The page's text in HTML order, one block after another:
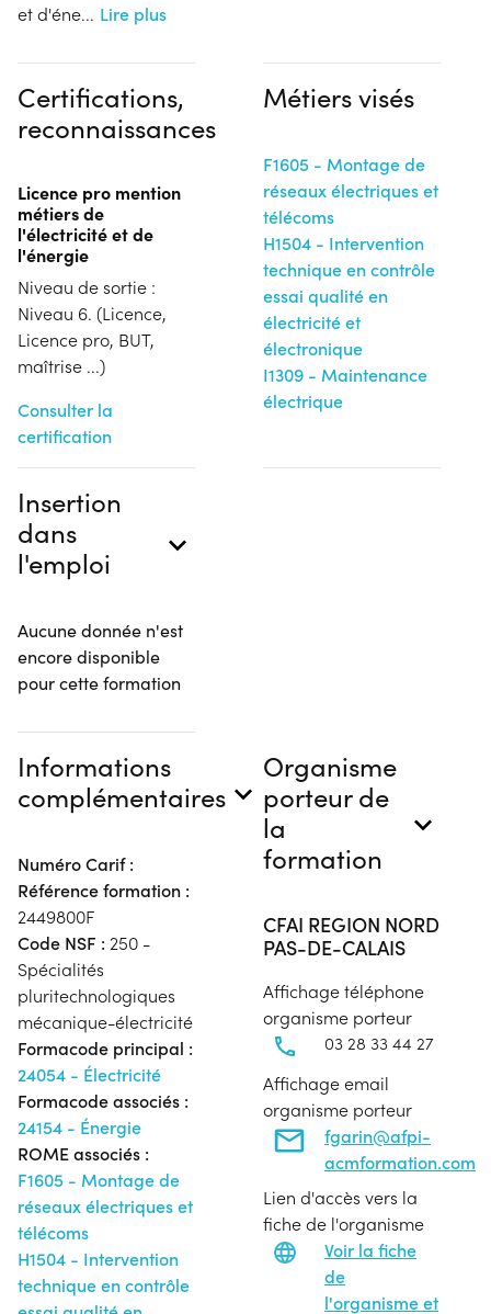
et d'éne... Lire plus
Certifications,
reconnaissances
Licence pro mention
métiers de
l'électricité et de
l'énergie
Niveau de sortie :
Niveau 6. (Licence,
Licence pro, BUT,
maîtrise ...)
Consulter la
certification
Métiers visés
F1605 - Montage de
réseaux électriques et
télécoms
H1504 - Intervention
technique en contrôle
essai qualité en
électricité et
électronique
I1309 - Maintenance
électrique
Insertion
dans
l'emploi
Aucune donnée n'est
encore disponible
pour cette formation
Informations
complémentaires
Numéro Carif :
Référence formation :
2449800F
Code NSF : 250 -
Spécialités
pluritechnologiques
mécanique-électricité
Formacode principal :
24054 - Électricité
Formacode associés :
24154 - Énergie
ROME associés :
F1605 - Montage de
réseaux électriques et
télécoms
H1504 - Intervention
technique en contrôle
Organisme
porteur de
la
formation
CFAI REGION NORD
PAS-DE-CALAIS
Affichage téléphone
organisme porteur
03 28 33 44 27
Affichage email
organisme porteur
fgarin@afpi-
acmformation.com
Lien d'accès vers la
fiche de l'organisme
Voir la fiche
de
l'organisme et